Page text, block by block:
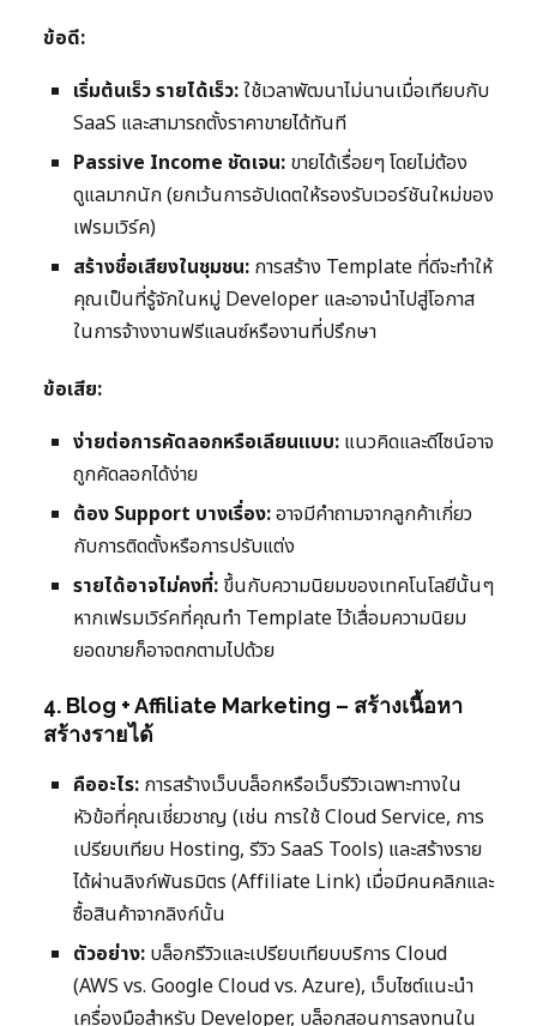
ข้อดี:
เริ่มต้นเร็ว รายได้เร็ว:ใช้เวลาพัฒนาไม่นานเมื่อเทียบกับ
SaaS และสามารถตั้งราคาขายได้ทันที
Passive Income ชัดเจน: ขายได้เรื่อยๆ โดยไม่ต้อง
ดูแลมากนัก (ยกเว้นการอัปเดตให้รองรับเวอร์ชันใหม่ของ
เฟรมเวิร์ค)
สร้างชื่อเสียงในชุมชน: การสร้าง Template ที่ดีจะทำให้
คุณเป็นที่รู้จักในหมู่ Developer และอาจนำไปสู่โอกาส
ในการจ้างงานฟรีแลนซ์หรืองานที่ปรึกษา
ข้อเสีย:
ง่ายต่อการคัดลอกหรือเลียนแบบ: แนวคิดและดีไซน์อาจ
ถูกคัดลอกได้ง่าย
ต้อง Support บางเรื่อง:อาจมีคำถามจากลูกค้าเกี่ยว
กับการติดตั้งหรือการปรับแต่ง
รายได้อาจไม่คงที่: ขึ้นกับความนิยมของเทคโนโลยีนั้นๆ
หากเฟรมเวิร์คที่คุณทำ Template ไว้เสื่อมความนิยม
ยอดขายก็อาจตกตามไปด้วย
4. Blog + Affiliate Marketing – สร้างเนื้อหา
สร้างรายได้
คืออะไร: การสร้างเว็บบล็อกหรือเว็บรีวิวเฉพาะทางใน
หัวข้อที่คุณเชี่ยวชาญ (เช่น การใช้ Cloud Service, การ
เปรียบเทียบ Hosting, รีวิว SaaS Tools) และสร้างราย
ได้ผ่านลิงก์พันธมิตร (Affiliate Link) เมื่อมีคนคลิกและ
ซื้อสินค้าจากลิงก์นั้น
ตัวอย่าง: บล็อกรีวิวและเปรียบเทียบบริการ Cloud
(AWS vs. Google Cloud vs. Azure), เว็บไซต์แนะนำ
เครื่องมือสำหรับ Developer, บล็อกสอนการลงทุนใน